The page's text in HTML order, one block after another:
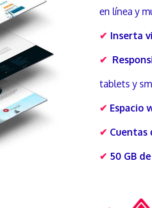
en línea y
✔ Inserta
✔
tablets y
✔ Espacio
✔
✔ 50 GB